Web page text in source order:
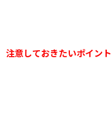
注意しておきたいポイント